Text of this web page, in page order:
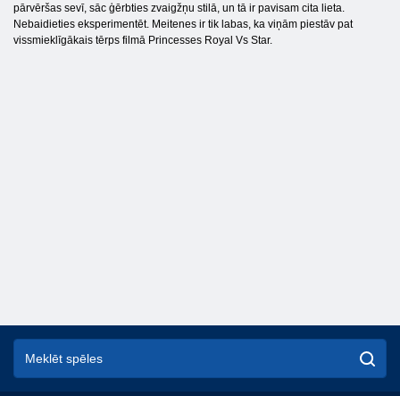
pārvēršas sevī, sāc ģērbties zvaigžņu stilā, un tā ir pavisam cita lieta.
Nebaidieties eksperimentēt. Meitenes ir tik labas, ka viņām piestāv pat
vissmieklīgākais tērps filmā Princesses Royal Vs Star.